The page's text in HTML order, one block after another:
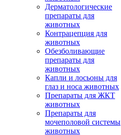
Дерматологические
препараты для
животных
Контрацепция для
животных
Обезболивающие
препараты для
животных
Капли и лосьоны для
глаз и носа животных
Препараты для ЖКТ
животных
Препараты для
мочеполовой системы
животных